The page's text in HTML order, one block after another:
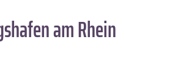
am Rhein